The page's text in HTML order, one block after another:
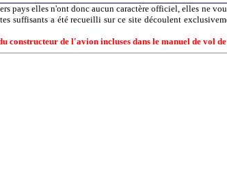
pays elles n'ont donc aucun caractère officiel, elles ne
suffisants a été recueilli sur ce site découlent
de l'avion incluses dans le manuel de vol